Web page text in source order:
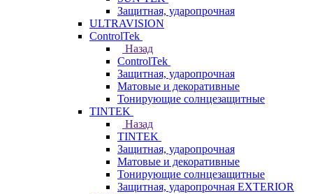
Защитная, ударопрочная
ULTRAVISION
ControlTek
Назад
ControlTek
Защитная, ударопрочная
Матовые и декоративные
Тонирующие солнцезащитные
TINTEK
Назад
TINTEK
Защитная, ударопрочная
Матовые и декоративные
Тонирующие солнцезащитные
Защитная, ударопрочная EXTERIOR